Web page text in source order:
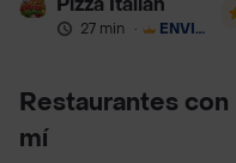
27 min · ENVÍO GRATIS
Restaurantes
mí